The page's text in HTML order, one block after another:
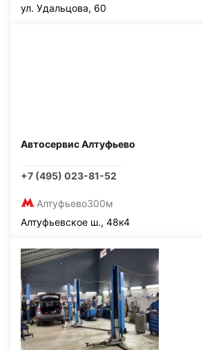
ул. Удальцова, 60
Автосервис Алтуфьево
+7 (495) 023-81-52
Алтуфьево300м
Алтуфьевское ш., 48к4